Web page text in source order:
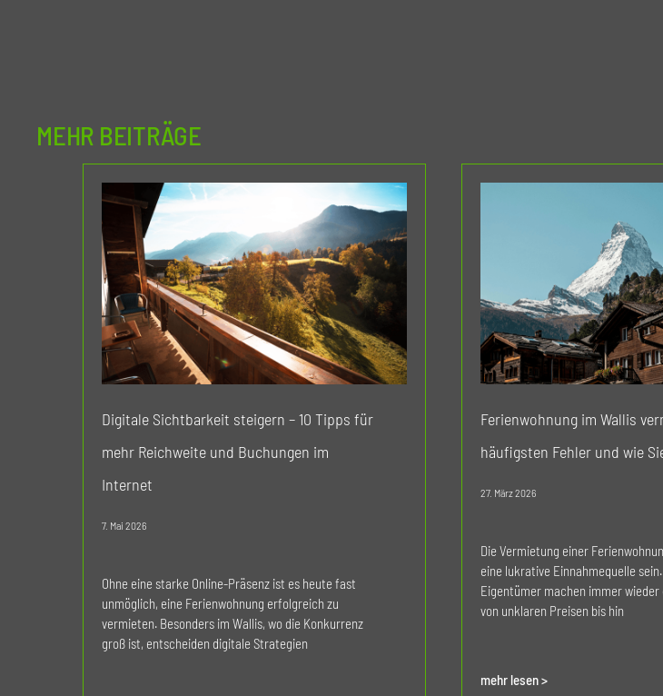
MEHR BEITRÄGE
Digitale Sichtbarkeit steigern – 10 Tipps für
mehr Reichweite und Buchungen im
Internet
7. Mai 2026
Ohne eine starke Online-Präsenz ist es heute fast
unmöglich, eine Ferienwohnung erfolgreich zu
vermieten. Besonders im Wallis, wo die Konkurrenz
groß ist, entscheiden digitale Strategien
Ferienwohnung im Wallis
häufigsten Fehler und wie
27. März 2026
Die Vermietung einer
eine lukrative Einnahmequelle
Eigentümer machen immer wieder
von unklaren Preisen bis hin
mehr lesen >